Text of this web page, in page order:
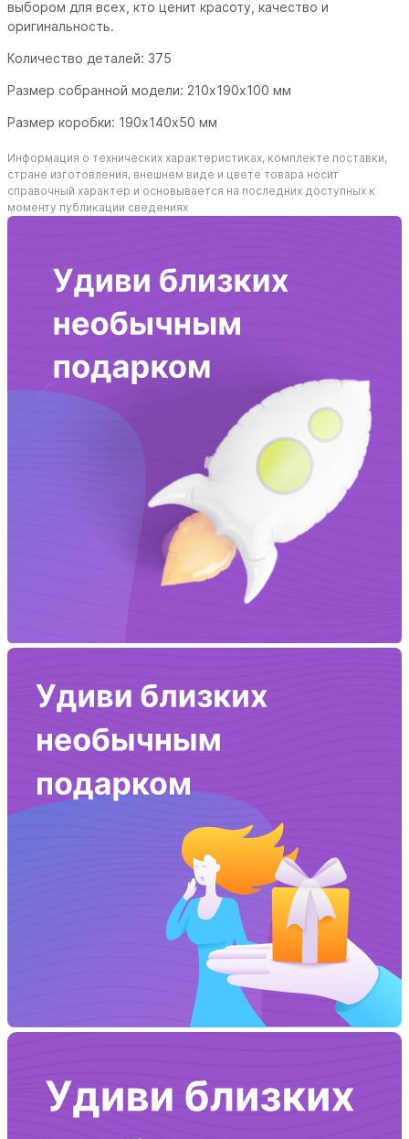
выбором для всех, кто ценит красоту, качество и
оригинальность.
Количество деталей: 375
Размер собранной модели: 210х190х100 мм
Размер коробки: 190х140х50 мм
Информация о технических характеристиках, комплекте поставки,
стране изготовления, внешнем виде и цвете товара носит
справочный характер и основывается на последних доступных к
моменту публикации сведениях